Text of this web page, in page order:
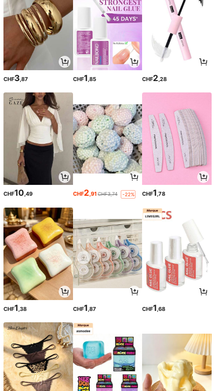
CHF3,87 CHF1,85 CHF2,28
CHF10,49 CHF2,91CHF3,74 -22% CHF1,78
CHF1 ,38 CHF1 ,87 CHF1 ,68